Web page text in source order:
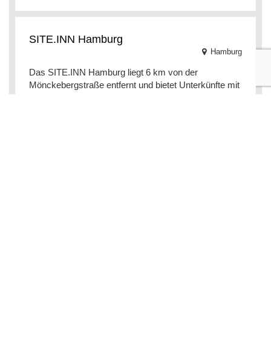
SITE.INN Hamburg
Hamburg
Das SITE.INN Hamburg liegt 6 km von der
Mönckebergstraße entfernt und bietet Unterkünfte mit